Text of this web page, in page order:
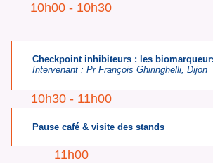
10h00 - 10h30
Checkpoint inhibiteurs : les
Intervenant :Pr François Ghiringhelli, Dijon
10h30 - 11h00
Pause café & visite des stands
11h00